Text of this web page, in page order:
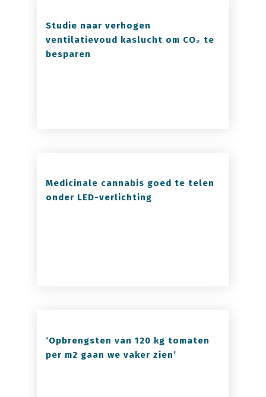
Studie naar verhogen
ventilatievoud kaslucht om CO₂ te
besparen
Medicinale cannabis goed te telen
onder LED-verlichting
‘Opbrengsten van 120 kg tomaten
per m2 gaan we vaker zien’